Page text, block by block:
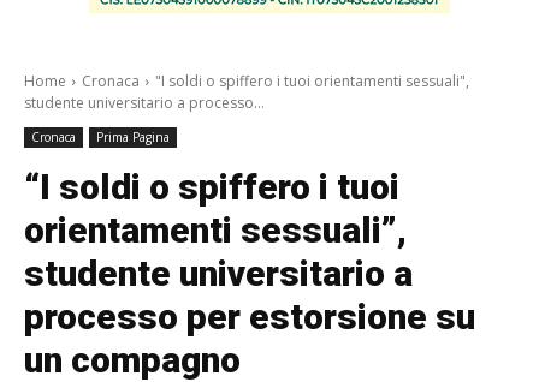
Home Cronaca
"I soldi o spiffero i tuoi orientamenti sessuali",
studente universitario a processo...
Cronaca Prima Pagina
“I soldi o spiffero i tuoi
orientamenti sessuali”,
studente universitario a
processo per estorsione su
un compagno